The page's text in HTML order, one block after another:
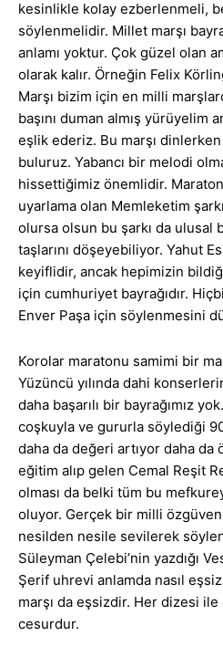
kesinlikle kolay ezberlenmeli,
söylenmelidir. Millet marşı
anlamı yoktur. Çok güzel olan
olarak kalır. Örneğin Felix
Marşı bizim için en milli
başını duman almış yürüyelim
eşlik ederiz. Bu marşı
buluruz. Yabancı bir melodi
hissettiğimiz önemlidir.
uyarlama olan Memleketim
olursa olsun bu şarkı da ulusal
taşlarını döşeyebiliyor. Yahut
keyiflidir, ancak hepimizin
için cumhuriyet bayrağıdır.
Enver Paşa için söylenmesini
Korolar maratonu samimi bir
Yüzüncü yılında dahi
daha başarılı bir bayrağımız
coşkuyla ve gururla söylediği
daha da değeri artıyor daha da
eğitim alıp gelen Cemal Reşit
olması da belki tüm bu
oluyor. Gerçek bir milli
nesilden nesile sevilerek
Süleyman Çelebi’nin yazdığı
Şerif uhrevi anlamda nasıl
marşı da eşsizdir. Her dizesi
cesurdur.